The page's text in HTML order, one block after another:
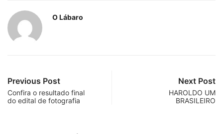
O Lábaro
Previous Post
Confira o resultado final
do edital de fotografia
Next Post
HAROLDO UM
BRASILEIRO